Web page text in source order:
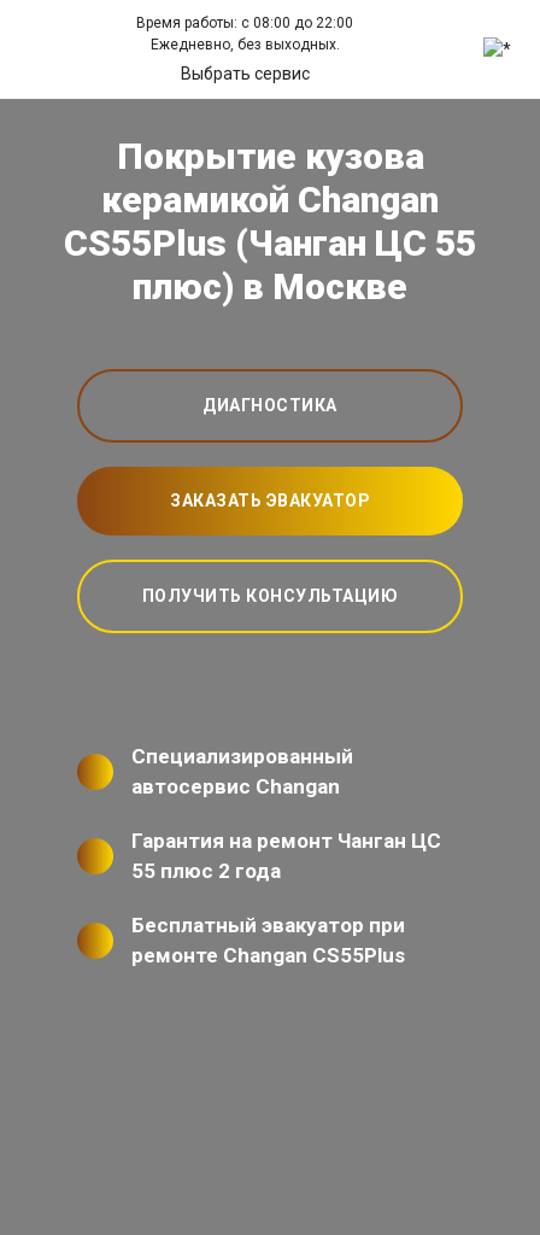
Время работы: с 08:00 до 22:00
Ежедневно, без выходных.
Выбрать сервис
Покрытие кузова
керамикой Changan
CS55Plus (Чанган ЦС 55
плюс) в Москве
ДИАГНОСТИКА
ЗАКАЗАТЬ ЭВАКУАТОР
ПОЛУЧИТЬ КОНСУЛЬТАЦИЮ
Специализированный
автосервис Changan
Гарантия на ремонт Чанган ЦС
55 плюс 2 года
Бесплатный эвакуатор при
ремонте Changan CS55Plus